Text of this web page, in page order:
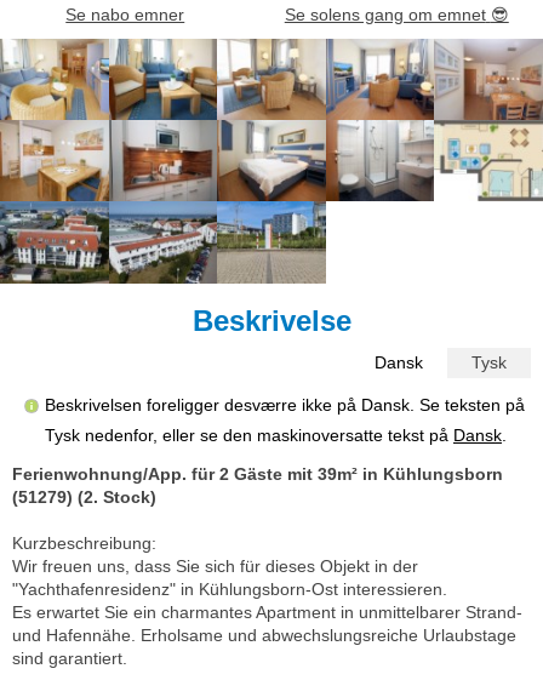
Se nabo emner Se solens gang om emnet 😎
Beskrivelse
Dansk Tysk
Beskrivelsen foreligger desværre ikke på Dansk. Se teksten på
Tysk nedenfor, eller se den maskinoversatte tekst på Dansk
Ferienwohnung/App. für 2 Gäste mit 39m² in Kühlungsborn
(51279) (2. Stock)
Kurzbeschreibung:
Wir freuen uns, dass Sie sich für dieses Objekt in der
"Yachthafenresidenz" in Kühlungsborn-Ost interessieren.
Es erwartet Sie ein charmantes Apartment in unmittelbarer Strand-
und Hafennähe. Erholsame und abwechslungsreiche Urlaubstage
sind garantiert.